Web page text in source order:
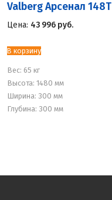
Valberg Арсенал 148Т
Цена: 43 996 руб.
В корзину
Вес: 65 кг
Высота: 1480 мм
Ширина: 300 мм
Глубина: 300 мм